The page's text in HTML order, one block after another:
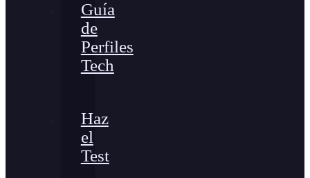
Guía
de
Perfiles
Tech
Haz
el
Test